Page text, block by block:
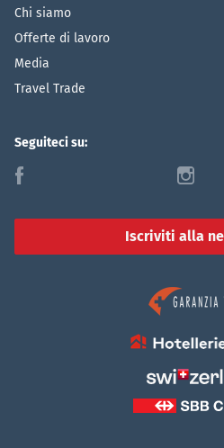
Chi siamo
Offerte di lavoro
Media
Travel Trade
Seguiteci su:
f i
Iscriviti alla